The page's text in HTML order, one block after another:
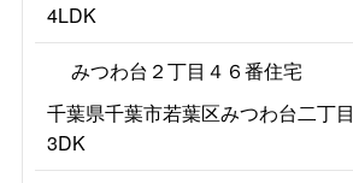
4LDK
みつわ台２丁目４６番住宅
千葉県千葉市若葉区みつわ台二丁目
3DK